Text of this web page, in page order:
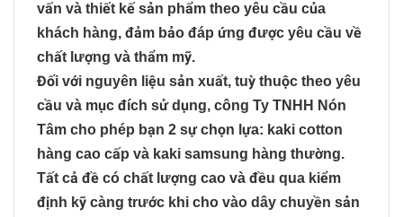
vấn và thiết kế sản phẩm theo yêu cầu của
khách hàng, đảm bảo đáp ứng được yêu cầu về
chất lượng và thẩm mỹ.
Đối với nguyên liệu sản xuất, tuỳ thuộc theo yêu
cầu và mục đích sử dụng, công Ty TNHH Nón
Tâm cho phép bạn 2 sự chọn lựa: kaki cotton
hàng cao cấp và kaki samsung hàng thường.
Tất cả đề có chất lượng cao và đều qua kiểm
định kỹ càng trước khi cho vào dây chuyền sản